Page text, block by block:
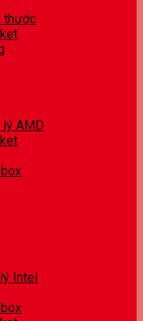
thước
AMD
Intel